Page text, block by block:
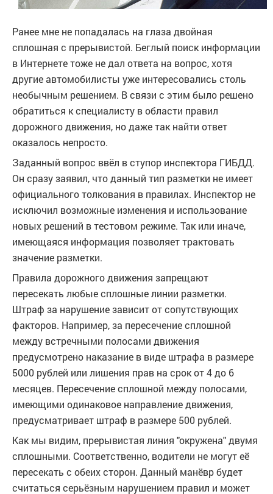
Ранее мне не попадалась на глаза двойная
сплошная с прерывистой. Беглый поиск информации
в Интернете тоже не дал ответа на вопрос, хотя
другие автомобилисты уже интересовались столь
необычным решением. В связи с этим было решено
обратиться к специалисту в области правил
дорожного движения, но даже так найти ответ
оказалось непросто.
Заданный вопрос ввёл в ступор инспектора ГИБДД.
Он сразу заявил, что данный тип разметки не имеет
официального толкования в правилах. Инспектор не
исключил возможные изменения и использование
новых решений в тестовом режиме. Так или иначе,
имеющаяся информация позволяет трактовать
значение разметки.
Правила дорожного движения запрещают
пересекать любые сплошные линии разметки.
Штраф за нарушение зависит от сопутствующих
факторов. Например, за пересечение сплошной
между встречными полосами движения
предусмотрено наказание в виде штрафа в размере
5000 рублей или лишения прав на срок от 4 до 6
месяцев. Пересечение сплошной между полосами,
имеющими одинаковое направление движения,
предусматривает штраф в размере 500 рублей.
Как мы видим, прерывистая линия "окружена" двумя
сплошными. Соответственно, водители не могут её
пересекать с обеих сторон. Данный манёвр будет
считаться серьёзным нарушением правил и может